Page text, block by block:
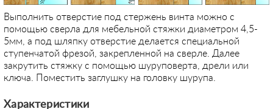
Выполнить отверстие под стержень винта можно с
помощью сверла для мебельной стяжки диаметром 4,5-
5мм, а под шляпку отверстие делается специальной
ступенчатой фрезой, закрепленной на сверле. Далее
закрутить стяжку с помощью шуруповерта, дрели или
ключа. Поместить заглушку на головку шурупа.
Характеристики